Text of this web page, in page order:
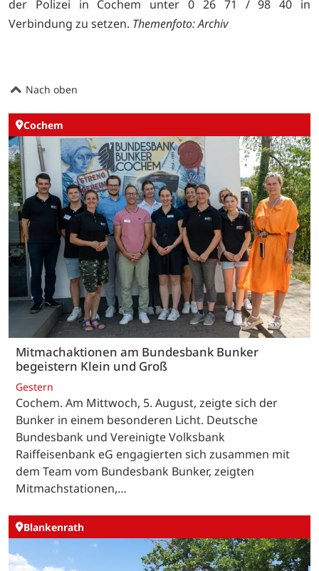
der Polizei in Cochem unter 0 26 71 / 98 40 in
Verbindung zu setzen. Themenfoto: Archiv
Nach oben
Cochem
Mitmachaktionen am Bundesbank Bunker
begeistern Klein und Groß
Gestern
Cochem. Am Mittwoch, 5. August, zeigte sich der
Bunker in einem besonderen Licht. Deutsche
Bundesbank und Vereinigte Volksbank
Raiffeisenbank eG engagierten sich zusammen mit
dem Team vom Bundesbank Bunker, zeigten
Mitmachstationen,…
Blankenrath